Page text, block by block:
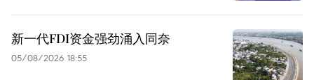
新一代FDI资金强劲涌入同奈
05/08/2026 18:55